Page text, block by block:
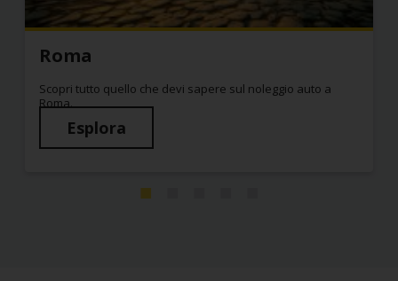
Roma
Scopri tutto quello che devi sapere sul noleggio auto a
Roma.
Esplora